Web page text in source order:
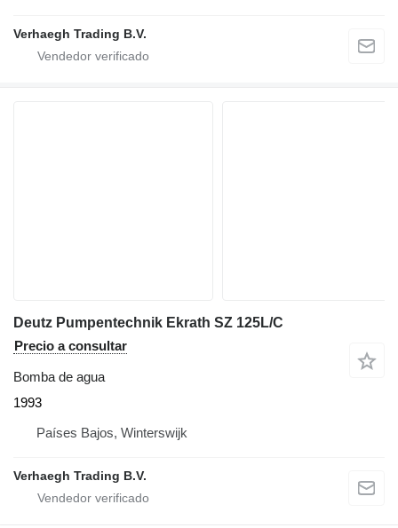
Verhaegh Trading B.V.
Deutz Pumpentechnik Ekrath SZ 125L/C
Precio a consultar
Bomba de agua
1993
Países Bajos, Winterswijk
Verhaegh Trading B.V.